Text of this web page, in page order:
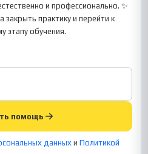
и профессионально. ✨
закрыть практику и перейти к
этапу обучения.
помощь
данных и Политикой